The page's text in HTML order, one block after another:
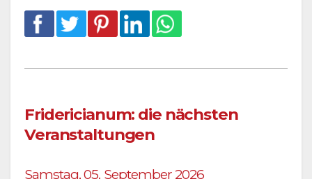
Fridericianum: die nächsten
Veranstaltungen
Samstag, 05. September 2026